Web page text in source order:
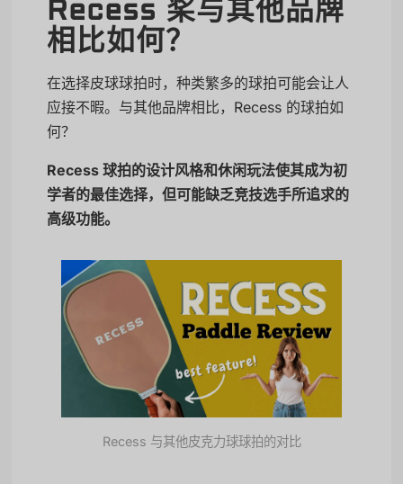
Recess 桨与其他品牌
相比如何？
在选择皮球球拍时，种类繁多的球拍可能会让人
应接不暇。与其他品牌相比，Recess 的球拍如
何？
Recess 球拍的设计风格和休闲玩法使其成为初
学者的最佳选择，但可能缺乏竞技选手所追求的
高级功能。
Recess 与其他皮克力球球拍的对比